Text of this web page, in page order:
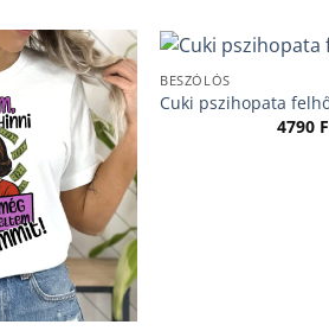
BESZÓLÓS
Cuki pszihopata
4790